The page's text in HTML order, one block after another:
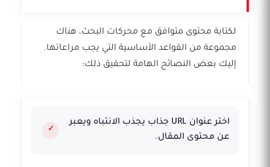
لكتابة محتوى متوافق مع محركات البحث، هناك
مجموعة من القواعد الأساسية التي يجب مراعاتها.
إليك بعض النصائح الهامة لتحقيق ذلك:
اختر عنوان URL جذاب يجذب الانتباه ويعبر
عن محتوى المقال.